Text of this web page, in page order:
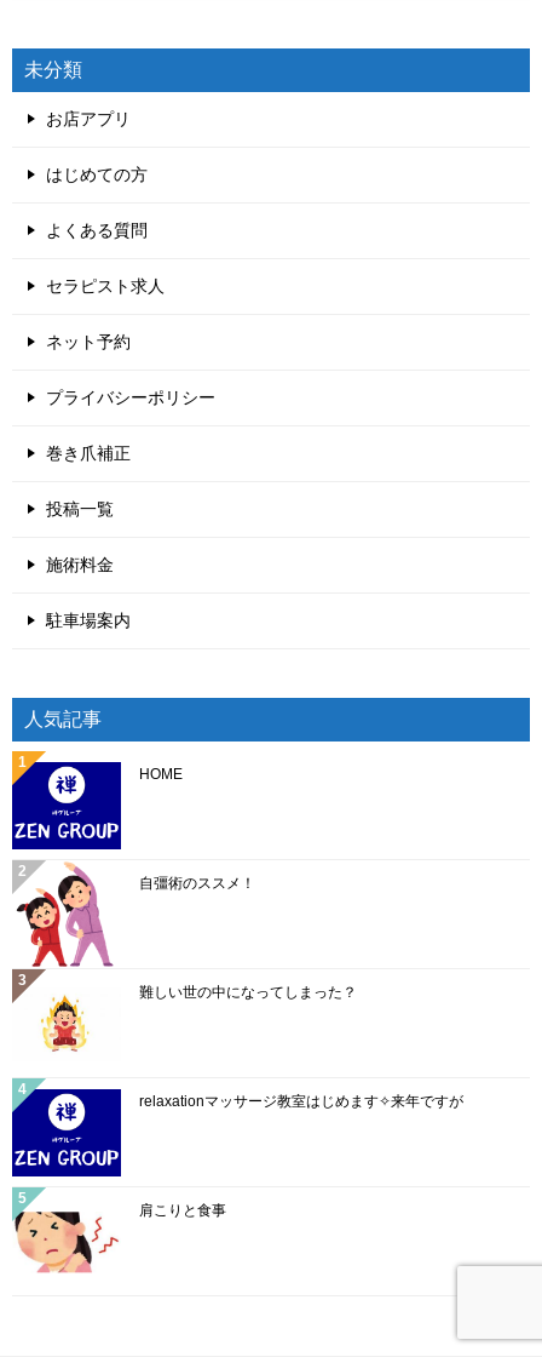
未分類
お店アプリ
はじめての方
よくある質問
セラピスト求人
ネット予約
プライバシーポリシー
巻き爪補正
投稿一覧
施術料金
駐車場案内
人気記事
HOME
自彊術のススメ！
難しい世の中になってしまった？
relaxationマッサージ教室はじめます✧来年ですが
肩こりと食事